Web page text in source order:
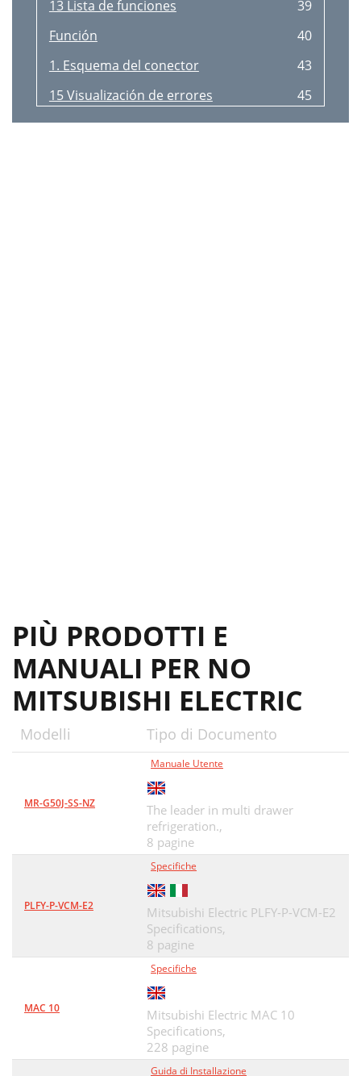
13 Lista de funciones
39
Función
40
1. Esquema del conector
43
15 Visualización de errores
45
16 Especificaciones
46
PIÙ PRODOTTI E
MANUALI PER NO
MITSUBISHI ELECTRIC
Modelli Tipo di Documento
MR-G50J-SS-NZ
Manuale Utente
The leader in multi drawer
refrigeration.,
8 pagine
PLFY-P-VCM-E2
Specifiche
Mitsubishi Electric PLFY-P-VCM-E2
Specifications,
8 pagine
MAC 10
Specifiche
Mitsubishi Electric MAC 10
Specifications,
228 pagine
Guida di Installazione